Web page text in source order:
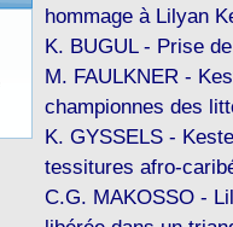
hommage à Lilyan
K. BUGUL - Prise
M. FAULKNER -
championnes des
K. GYSSELS -
tessitures afro-
C.G. MAKOSSO -